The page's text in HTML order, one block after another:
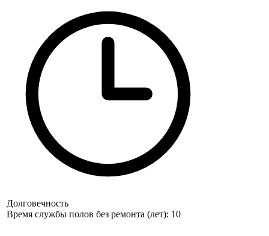
Долговечность
Время службы полов без ремонта (лет): 10